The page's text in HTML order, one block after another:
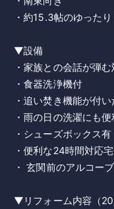
・約15.3帖のゆった
▼設備
・家族との会話が弾
・食器洗浄機付
・追い焚き機能が付
・雨の日の洗濯にも
・シューズボックス有
・便利な24時間対応
・ 玄関前のアルコー
▼リフォーム内容（